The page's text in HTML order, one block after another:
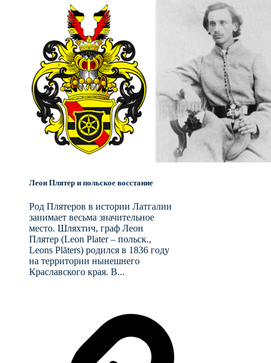
Леон Плятер и польское восстание
Род Плятеров в истории Латгалии
занимает весьма значительное
место. Шляхтич, граф Леон
Плятер (Leon Plater – польск.,
Leons Plāters) родился в 1836 году
на территории нынешнего
Краславского края. В...